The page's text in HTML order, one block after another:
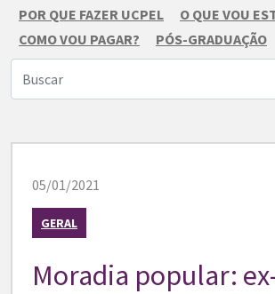
POR QUE FAZER UCPEL
O QUE VOU
COMO VOU PAGAR?
PÓS-GRADUAÇÃO
05/01/2021
GERAL
Moradia popular: